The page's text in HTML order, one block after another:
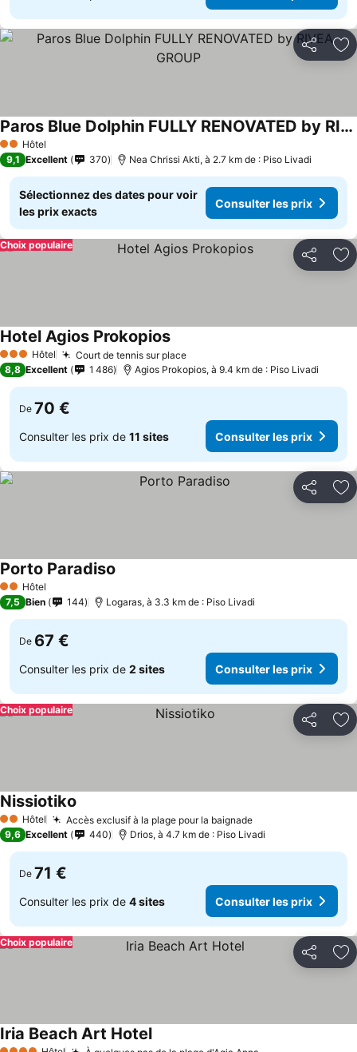
Partager
2 Étoiles
Hôtel
Paros Blue Dolphin FULLY RENOVATED by RIVEA GROUP
9,1 Excellent 370 Nea Chrissi Akti, à 2.7 km de : Piso Livadi
Sélectionnez des dates pour voir
les prix exacts
Consulter les prix
Partager
Choix populaire
3 ÉtoilesHôtel Court de tennis sur place
Hotel Agios Prokopios
8,8 Excellent 1 486 Agios Prokopios, à 9.4 km de : Piso Livadi
De 70 €
Consulter les prix de 11 sites Consulter les prix
Partager
2 Étoiles
Hôtel
Porto Paradiso
7,5 Bien 144 Logaras, à 3.3 km de : Piso Livadi
De 67 €
Consulter les prix de 2 sites Consulter les prix
Partager
Choix populaire
2 Étoiles
Hôtel Accès exclusif à la plage pour la baignade
Nissiotiko
9,6 Excellent 440 Drios, à 4.7 km de : Piso Livadi
De 71 €
Consulter les prix de 4 sites Consulter les prix
Partager
Choix populaire
Iria Beach Art Hotel